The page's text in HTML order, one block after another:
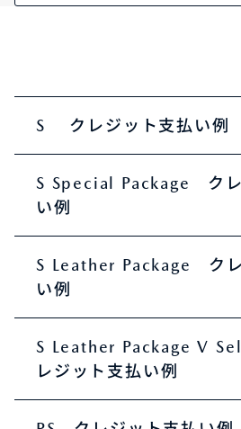
S クレジット支払い例
S Special Package ク
い例
S Leather Package ク
い例
S Leather Package V
レジット支払い例